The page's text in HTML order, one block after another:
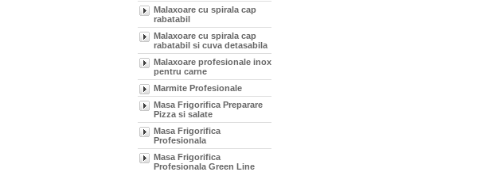
Malaxoare cu spirala cap
rabatabil
Malaxoare cu spirala cap
rabatabil si cuva detasabila
Malaxoare profesionale inox
pentru carne
Marmite Profesionale
Masa Frigorifica Preparare
Pizza si salate
Masa Frigorifica
Profesionala
Masa Frigorifica
Profesionala Green Line